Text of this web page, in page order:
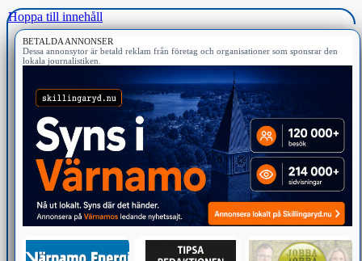
Hoppa till innehåll
BETALDA ANNONSER
Dessa annonsytor är betald reklam från företag och organisationer som sponsrar den
lokala journalistiken.